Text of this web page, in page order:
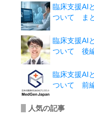
臨床支援AI
ついて ま
臨床支援AI
ついて 後
臨床支援AI
ついて 前
人気の記事